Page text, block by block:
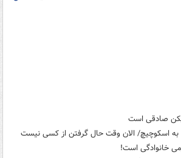
صادقی است
به اسکوچیچ/ الان وقت حال گرفتن از کسی نیست
خانوادگی است!